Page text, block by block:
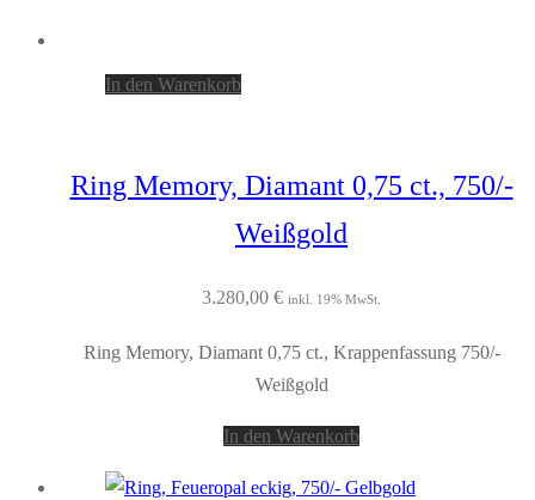
In den Warenkorb
Ring Memory, Diamant 0,75 ct., 750/-
Weißgold
3.280,00 € inkl. 19% MwSt.
Ring Memory, Diamant 0,75 ct., Krappenfassung 750/-
Weißgold
In den Warenkorb